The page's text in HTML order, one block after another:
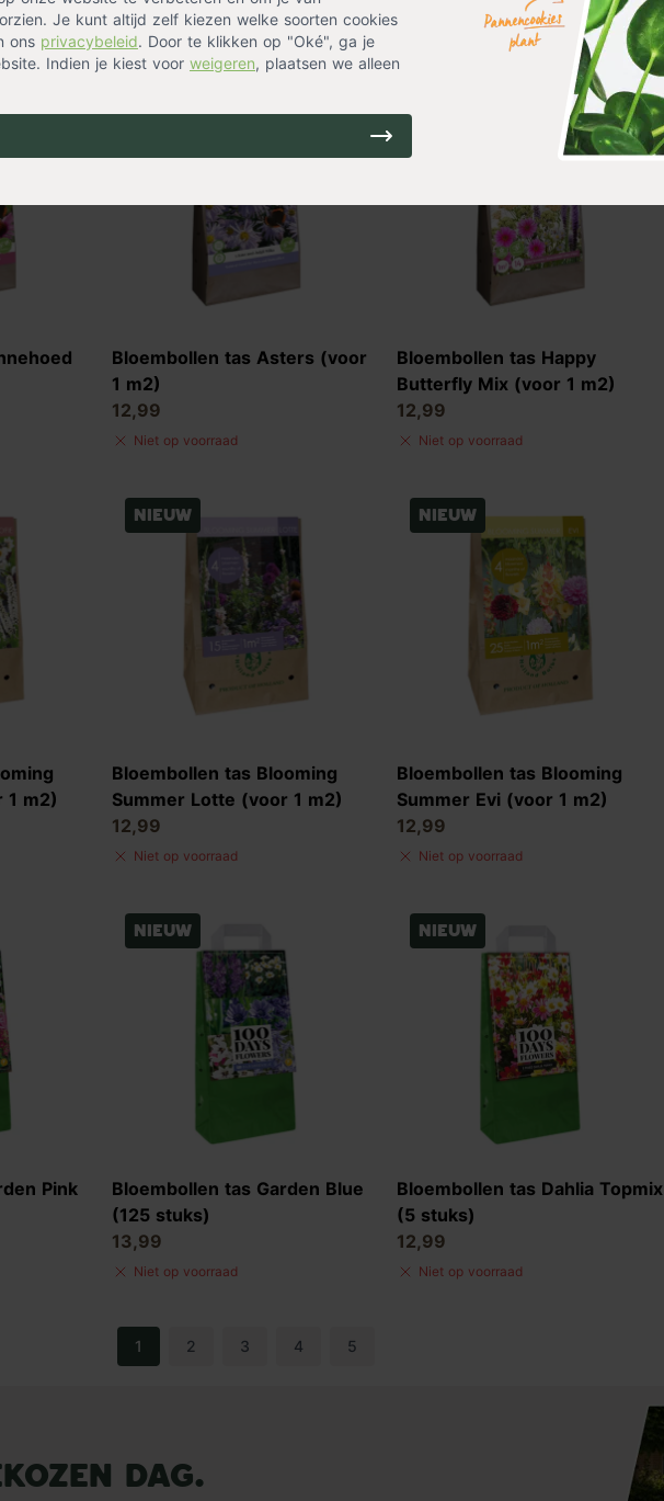
Je kunt altijd zelf kiezen welke soorten cookies
ons privacybeleid. Door te klikken op "Oké", ga je
Indien je kiest voor weigeren, plaatsen we alleen
Niet op voorraad Niet op voorraad
Bloembollen tas Asters (voor
1 m2)
12,99
Niet op voorraad
Bloembollen tas Happy
Butterfly Mix (voor 1 m2)
12,99
Niet op voorraad
1 m2)
Nieuw
Bloembollen tas Blooming
Summer Lotte (voor 1 m2)
12,99
Niet op voorraad
Nieuw
Bloembollen tas Blooming
Summer Evi (voor 1 m2)
12,99
Niet op voorraad
Pink
Nieuw
Bloembollen tas Garden Blue
(125 stuks)
13,99
Niet op voorraad
Nieuw
Bloembollen tas Dahlia Topmix
(5 stuks)
12,99
Niet op voorraad
1 2 3 4 5
dag.